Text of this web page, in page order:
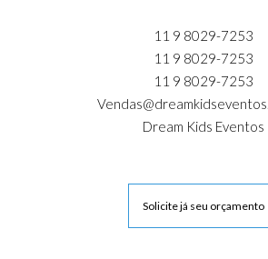
11 9 8029-7253
11 9 8029-7253
11 9 8029-7253
Dream Kids Eventos
Solicite já seu orçamento